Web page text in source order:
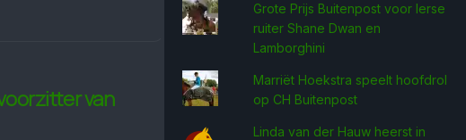
van
Grote Prijs Buitenpost voor Ierse
ruiter Shane Dwan en
Lamborghini
Marriët Hoekstra speelt hoofdrol
op CH Buitenpost
Linda van der Hauw heerst in